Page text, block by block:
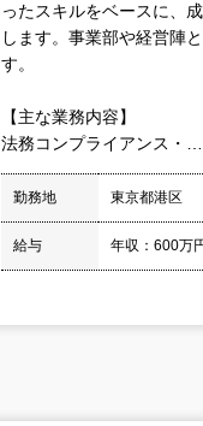
ったスキルをベースに、
します。事業部や経営陣
す。
【主な業務内容】
法務コンプライアンス・…
勤務地 東京都港区
給与 年収：600万